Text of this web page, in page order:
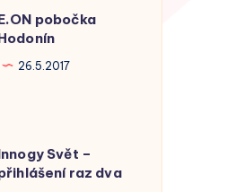
pobočka
26.5.2017
Svět –
raz dva